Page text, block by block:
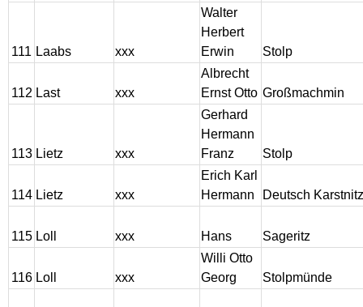
111 Laabs xxx
Walter
Herbert
Erwin
Stolp
112 Last xxx
Albrecht
Ernst Otto Großmachmin
113 Lietz xxx
Gerhard
Hermann
Franz
Stolp
114 Lietz xxx
Erich Karl
Hermann
Deutsch Karstnitz
115 Loll xxx Hans Sageritz
116 Loll xxx
Willi Otto
Georg
Stolpmünde